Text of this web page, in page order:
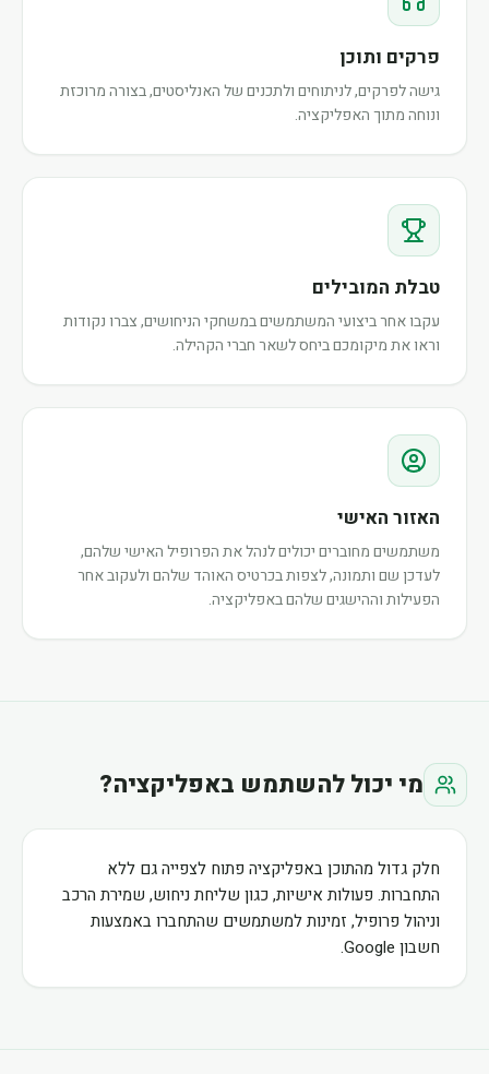
פרקים ותוכן
גישה לפרקים, לניתוחים ולתכנים של האנליסטים, בצורה מרוכזת
ונוחה מתוך האפליקציה.
טבלת המובילים
עקבו אחר ביצועי המשתמשים במשחקי הניחושים, צברו נקודות
וראו את מיקומכם ביחס לשאר חברי הקהילה.
האזור האישי
משתמשים מחוברים יכולים לנהל את הפרופיל האישי שלהם,
לעדכן שם ותמונה, לצפות בכרטיס האוהד שלהם ולעקוב אחר
הפעילות וההישגים שלהם באפליקציה.
מי יכול להשתמש באפליקציה?
חלק גדול מהתוכן באפליקציה פתוח לצפייה גם ללא
התחברות. פעולות אישיות, כגון שליחת ניחוש, שמירת הרכב
וניהול פרופיל, זמינות למשתמשים שהתחברו באמצעות
חשבון Google.